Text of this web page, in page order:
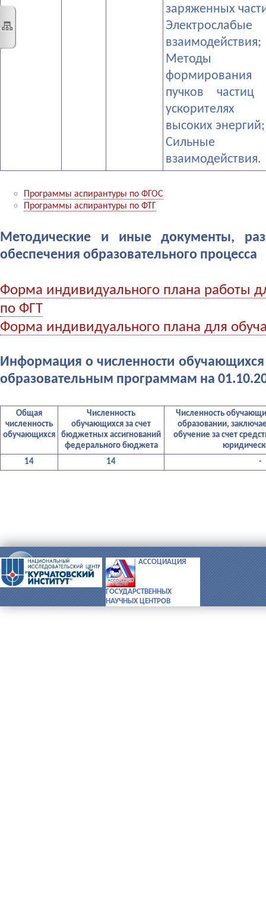
заряженных
­Электрослабые
взаимодействия;
­Методы
формирования
пучков частиц
ускорителях
высоких энергий;
­Сильные
взаимодействия.
Программы аспирантуры по ФГОС
Программы аспирантуры по ФТГ
Методические и иные документы,
обеспечения образовательного процесса
Форма индивидуального плана работы
по ФГТ
Форма индивидуального плана для
Информация о численности
образовательным программам на
Общая
численность
обучающихся
Численность
обучающихся за счет
бюджетных ассигнований
федерального бюджета
Численность
образовании,
обучение за счет
14
14 -
ИФВЭ © 1996-2026 предыдущая версия сайта
АССОЦИАЦИЯ
ГОСУДАРСТВЕННЫХ
НАУЧНЫХ ЦЕНТРОВ